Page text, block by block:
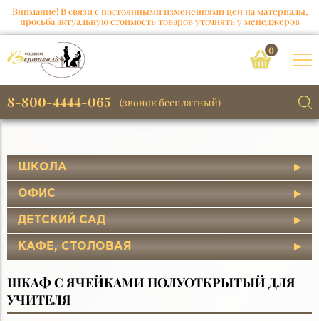
Внимание! В связи с постоянными изменениями цен на материалы,
просьба актуальную стоимость товаров уточнять у менеджеров
0
8-800-4444-065 (звонок бесплатный)
ШКОЛА
ОФИС
ДЕТСКИЙ САД
КАФЕ, СТОЛОВАЯ
ШКАФ С ЯЧЕЙКАМИ ПОЛУОТКРЫТЫЙ ДЛЯ
УЧИТЕЛЯ